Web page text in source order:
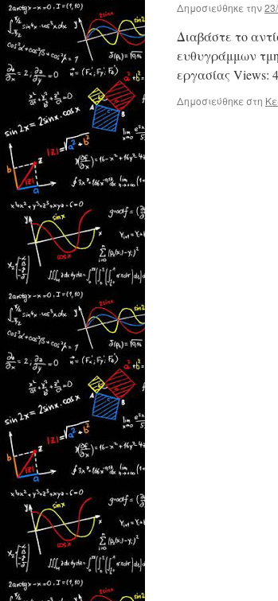
Δημοσιεύθηκε την
Διαβάστε το
ευθυγράμμων
εργασίας Views:
Δημοσιεύθηκε στη